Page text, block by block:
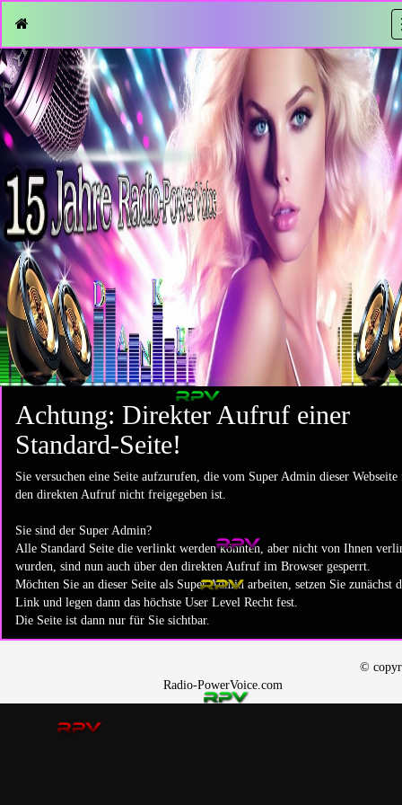
Achtung: Direkter Aufruf einer
Standard-Seite!
Sie versuchen eine Seite aufzurufen, die vom Super Admin dieser
den direkten Aufruf nicht freigegeben ist.
Sie sind der Super Admin?
Alle Standard Seite die verlinkt werden könnten, aber nicht von Ihnen
wurden, sind nun auch über den direkten Aufruf im Browser gesperrt.
Möchten Sie an dieser Seite als Super Admin arbeiten, setzen Sie zunächst
Link und legen dann das höchste User Level Recht fest.
Die Seite ist dann nur für Sie sichtbar.
© copyright
Radio-PowerVoice.com